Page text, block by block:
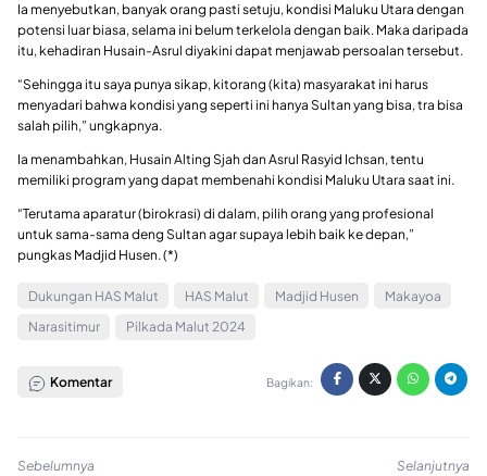
Ia menyebutkan, banyak orang pasti setuju, kondisi Maluku Utara dengan
potensi luar biasa, selama ini belum terkelola dengan baik. Maka daripada
itu, kehadiran Husain-Asrul diyakini dapat menjawab persoalan tersebut.
“Sehingga itu saya punya sikap, kitorang (kita) masyarakat ini harus
menyadari bahwa kondisi yang seperti ini hanya Sultan yang bisa, tra bisa
salah pilih,” ungkapnya.
Ia menambahkan, Husain Alting Sjah dan Asrul Rasyid Ichsan, tentu
memiliki program yang dapat membenahi kondisi Maluku Utara saat ini.
“Terutama aparatur (birokrasi) di dalam, pilih orang yang profesional
untuk sama-sama deng Sultan agar supaya lebih baik ke depan,”
pungkas Madjid Husen. (*)
Dukungan HAS Malut HAS Malut Madjid Husen
Makayoa
Narasitimur
Pilkada Malut 2024
Komentar Bagikan:
Sebelumnya Selanjutnya